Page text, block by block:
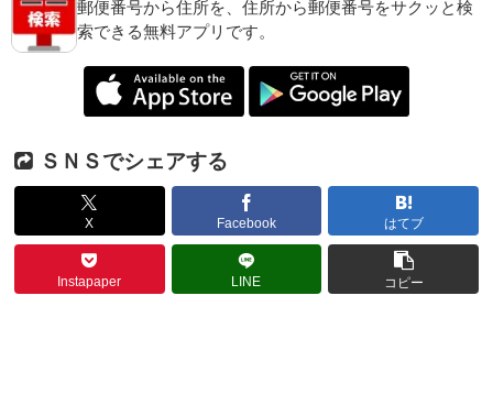
郵便番号から住所を、住所から郵便番号をサクッと検
索できる無料アプリです。
ＳＮＳでシェアする
X Facebook はてブ
Instapaper LINE コピー